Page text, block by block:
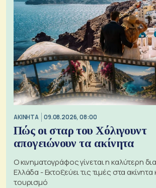
ΑΚΙΝΗΤΑ 09.08.2026, 08:00
Πώς οι σταρ του Χόλιγουντ
απογειώνουν τα ακίνητα
Ο κινηματογράφος γίνεται η καλύτερη
Ελλάδα - Εκτοξεύει τις τιμές στα ακίνητα
τουρισμό